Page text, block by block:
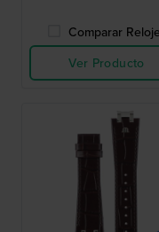
Comparar
Ver Producto